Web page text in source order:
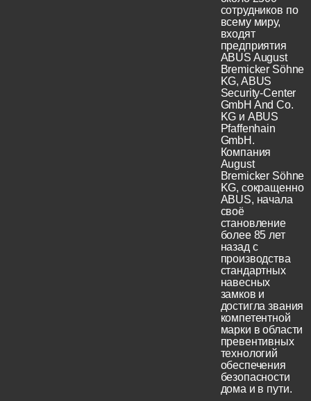
сотрудников по
всему миру,
входят
предприятия
ABUS August
Bremicker Söhne
KG, ABUS
Security-Center
GmbH And Co.
KG и ABUS
Pfaffenhain
GmbH.
Компания
August
Bremicker Söhne
KG, сокращенно
ABUS, начала
своё
становление
более 85 лет
назад с
производства
стандартных
навесных
замков и
достигла звания
компетентной
марки в области
превентивных
технологий
обеспечения
безопасности
дома и в пути.